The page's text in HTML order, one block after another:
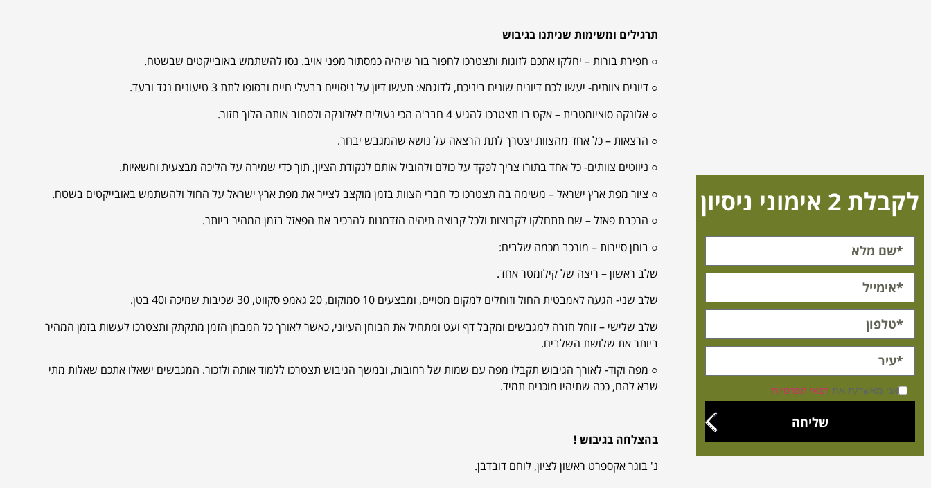
לקבלת 2 אימוני ניסיון
אני מאשר/ת את תנאי הפרטיות
שליחה
תרגילים ומשימות שניתנו בגיבוש
○ חפירת בורות – יחלקו אתכם לזוגות ותצטרכו לחפור בור שיהיה כמסתור מפני אויב. נסו להשתמש באובייקטים שבשטח.
○ דיונים צוותים- יעשו לכם דיונים שונים ביניכם, לדוגמא: תעשו דיון על ניסויים בבעלי חיים ובסופו לתת 3 טיעונים נגד ובעד.
○ אלונקה סוציומטרית – אקט בו תצטרכו להגיע 4 חבר'ה הכי נעולים לאלונקה ולסחוב אותה הלוך חזור.
○ הרצאות – כל אחד מהצוות יצטרך לתת הרצאה על נושא שהמגבש יבחר.
○ ניווטים צוותים- כל אחד בתורו צריך לפקד על כולם ולהוביל אותם לנקודת הציון, תוך כדי שמירה על הליכה מבצעית וחשאיות.
○ ציור מפת ארץ ישראל – משימה בה תצטרכו כל חברי הצוות בזמן מוקצב לצייר את מפת ארץ ישראל על החול ולהשתמש באובייקטים בשטח.
○ הרכבת פאזל – שם תתחלקו לקבוצות ולכל קבוצה תיהיה הזדמנות להרכיב את הפאזל בזמן המהיר ביותר.
○ בוחן סיירות – מורכב מכמה שלבים:
שלב ראשון – ריצה של קילומטר אחד.
שלב שני- הגעה לאמבטית החול וזוחלים למקום מסויים, ומבצעים 10 סמוקום, 20 גאמפ סקווט, 30 שכיבות שמיכה ו40 בטן.
שלב שלישי – זוחל חזרה למגבשים ומקבל דף ועט ומתחיל את הבוחן העיוני, כאשר לאורך כל המבחן הזמן מתקתק ותצטרכו לעשות בזמן המהיר
ביותר את שלושת השלבים.
○ מפה וקוד- לאורך הגיבוש תקבלו מפה עם שמות של רחובות, ובמשך הגיבוש תצטרכו ללמוד אותה ולזכור. המגבשים ישאלו אתכם שאלות מתי
שבא להם, ככה שתיהיו מוכנים תמיד.
בהצלחה בגיבוש !
נ' בוגר אקספרט ראשון לציון, לוחם דובדבן.